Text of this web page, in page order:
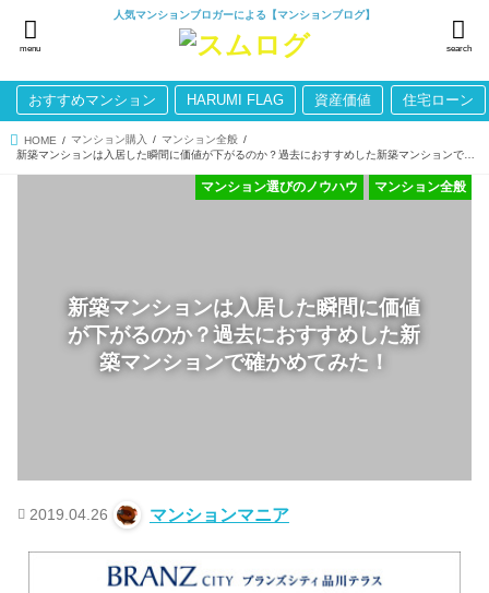
人気マンションブロガーによる【マンションブログ】
search
menu
おすすめマンション HARUMI FLAG 資産価値 住宅ローン
HOME マンション購入
マンション全般
新築マンションは入居した瞬間に価値
が下がるのか？過去におすすめした新
築マンションで確かめてみた！
マンション全般
マンション選びのノウハウ
2019.04.26 マンションマニア